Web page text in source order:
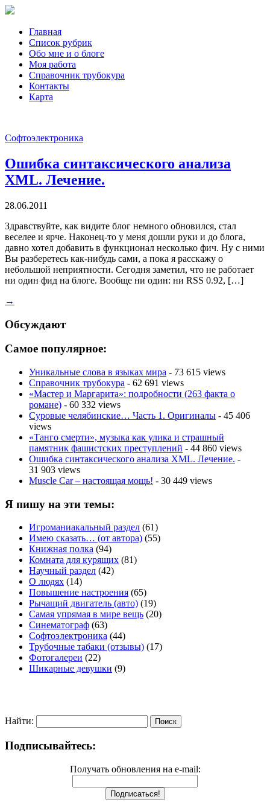
Главная
Список рубрик
Обо мне и о блоге
Моя работа
Справочник трубокура
Контакты
Карта
Софтоэлектроника
Ошибка синтаксического анализа
XML. Лечение.
28.06.2011
Здравствуйте, как видите блог немного обновился, стал
веселее и ярче. Наконец-то у меня дошли руки и до блога,
давно хотел добавить в функционал несколько фич. Ну с ними
Вы разберетесь как-нибудь сами, а пока я расскажу о
небольшой неприятности. Сегодня заметил, что не работает
ни один фид на блоге. Вообще ни один: ни RSS 0.92, […]
→
Обсуждают
Самое популярное:
Уникальные слова в языках мира - 73 615 views
Справочник трубокура - 62 691 views
«Мастер и Маргарита»: подробности (263 факта о
романе) - 60 332 views
Суровые челябинские… Часть 1. Оригиналы - 45 406
views
«Танго смерти», музыка как улика и страшный
памятник фашистских преступлений - 44 860 views
Ошибка синтаксического анализа XML. Лечение. -
31 903 views
Muscle Car – настоящая мощь! - 30 449 views
Я пишу на эти темы:
Игроманиакальный раздел (61)
Имею сказать… (от автора) (55)
Книжная полка (94)
Комната для курящих (81)
Научный раздел (42)
О людях (14)
Повышение настроения (65)
Рычащий двигатель (авто) (19)
Самая упрямая в мире вещь (20)
Синематограф (63)
Софтоэлектроника (44)
Трубочные табаки (отзывы) (17)
Фотогалереи (22)
Шикарные девушки (9)
Найти:
Подписывайтесь:
Получать обновления на e-mail: